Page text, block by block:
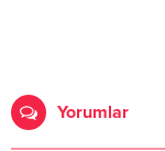
Yorumlar